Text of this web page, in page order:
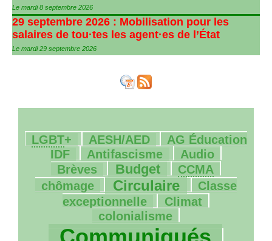
Le mardi 8 septembre 2026
29 septembre 2026 : Mobilisation pour les
salaires de tou·tes les agent·es de l’État
Le mardi 29 septembre 2026
30/1429
LGBT+
109/1429 AESH/AED
13/1429 AG Éducation
IDF
178/1429 Antifascisme
41/1429 Audio
43/1429
Brèves
374/1429 Budget
199/1429 CCMA
10/1429
chômage
496/1429 Circulaire
159/1429
Classe
exceptionnelle
150/1429 Climat
55/1429
colonialisme
157/1429